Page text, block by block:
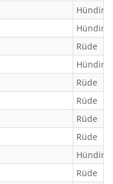
Hündin
Hündin
Rüde
Hündin
Rüde
Rüde
Rüde
Rüde
Hündin
Rüde